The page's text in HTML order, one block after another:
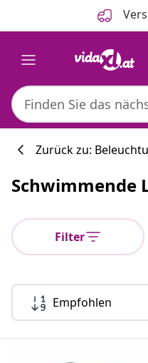
Zurück zu:
Schwimmende
Filter
Empfohlen